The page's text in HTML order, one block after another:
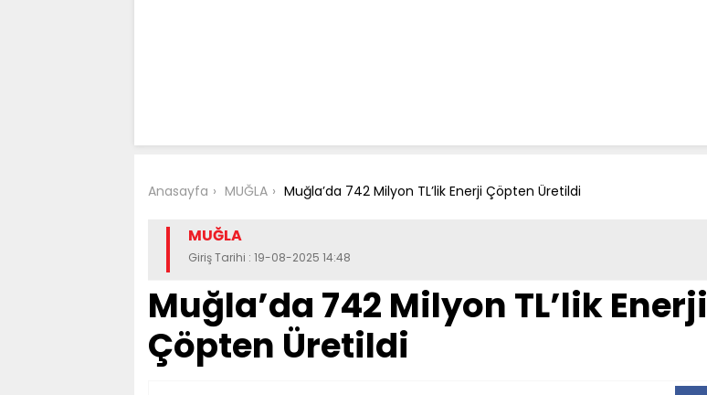
Anasayfa MUĞLA Muğla’da 742 Milyon TL’lik Enerji Çöpten Üretildi
MUĞLA
Giriş Tarihi : 19-08-2025 14:48
Muğla’da 742 Milyon TL’lik Enerji
Çöpten Üretildi